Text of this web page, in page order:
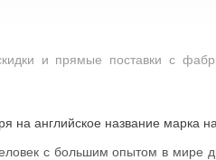
и прямые поставки с
английское название марка
с большим опытом в мире